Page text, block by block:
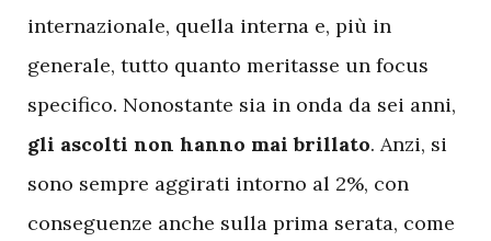
internazionale, quella interna e, più in
generale, tutto quanto meritasse un focus
specifico. Nonostante sia in onda da sei anni,
gli ascolti non hanno mai brillato. Anzi, si
sono sempre aggirati intorno al 2%, con
conseguenze anche sulla prima serata, come